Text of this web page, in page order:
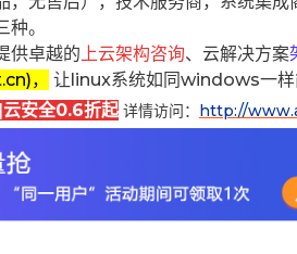
。
供卓越的上云架构咨询、云解决方案
，
让linux系统如同windows一样
安全0.6折起 详情访问： http://